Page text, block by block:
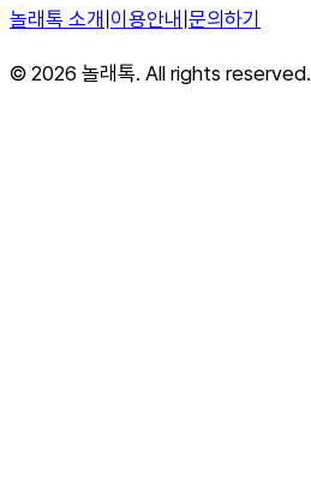
놀래톡 소개 이용안내 문의하기
© 2026 놀래톡. All rights reserved.